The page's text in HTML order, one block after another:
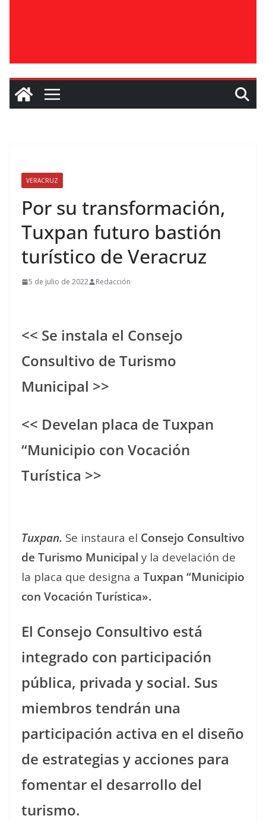
VERACRUZ
Por su transformación,
Tuxpan futuro bastión
turístico de Veracruz
5 de julio de 2022 Redacción
<< Se instala el Consejo
Consultivo de Turismo
Municipal >>
<< Develan placa de Tuxpan
“Municipio con Vocación
Turística >>
Tuxpan. Se instaura el Consejo Consultivo
de Turismo Municipal y la develación de
la placa que designa a Tuxpan “Municipio
con Vocación Turística».
El Consejo Consultivo está
integrado con participación
pública, privada y social. Sus
miembros tendrán una
participación activa en el diseño
de estrategias y acciones para
fomentar el desarrollo del
turismo.